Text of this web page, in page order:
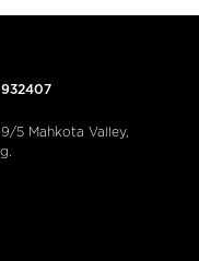
932407
5 Mahkota Valley,